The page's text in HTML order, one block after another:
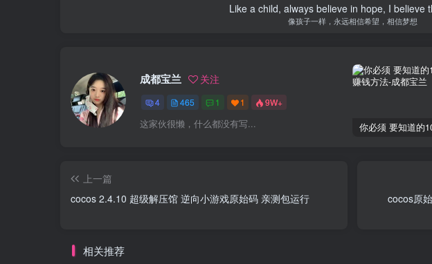
Like a child, always believe in hope, I believe
像孩子一样，永远相信希望，相信梦想
成都宝兰 关注
4 465 1 1 9W+
这家伙很懒，什么都没有写...
上一篇
cocos 2.4.10 超级解压馆 逆向小游戏原始码 亲测包运行
cocos原
相关推荐